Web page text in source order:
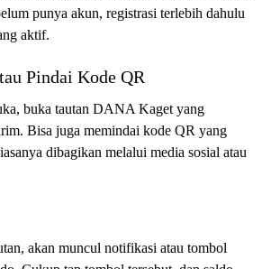
punya akun, registrasi terlebih dahulu
aktif.
Pindai Kode QR
buka tautan DANA Kaget yang
Bisa juga memindai kode QR yang
dibagikan melalui media sosial atau
akan muncul notifikasi atau tombol